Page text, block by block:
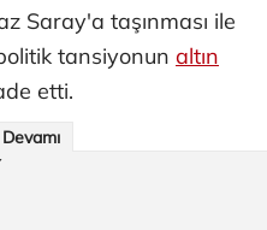
Saray'a taşınması ile
tansiyonun altın
etti.